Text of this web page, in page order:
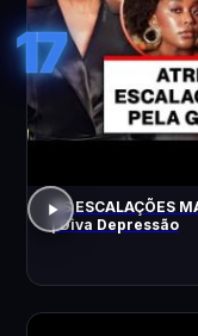
17
AS ESCALAÇÕES
| Diva Depressão